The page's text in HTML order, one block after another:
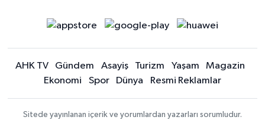
AHK TV Gündem Asayiş Turizm Yaşam
Magazin
Ekonomi
Spor Dünya Resmi Reklamlar
Sitede yayınlanan içerik ve yorumlardan yazarları sorumludur.